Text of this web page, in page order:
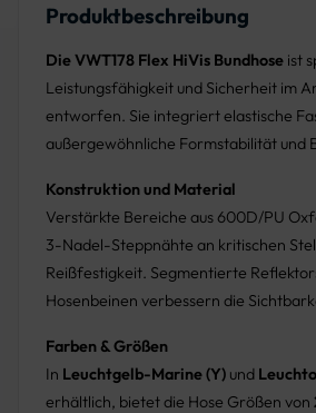
Produktbeschreibung
Die VWT178 Flex HiVis Bundhose ist
Leistungsfähigkeit und Sicherheit im
entworfen. Sie integriert elastische
außergewöhnliche Formstabilität und
Konstruktion und Material
Verstärkte Bereiche aus 600D/PU
3-Nadel-Steppnähte an kritischen
Reißfestigkeit. Segmentierte
Hosenbeinen verbessern die
Farben & Größen
In Leuchtgelb-Marine (Y) und
erhältlich, bietet die Hose Größen von